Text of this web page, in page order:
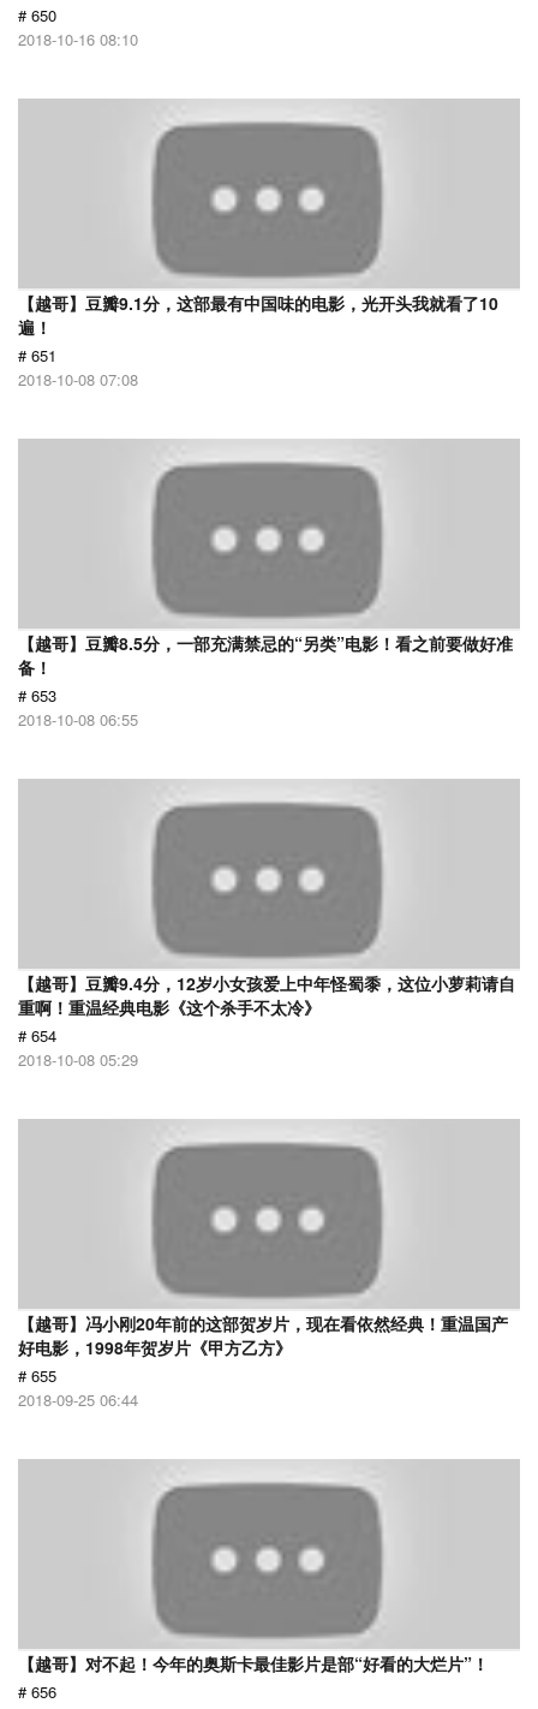
# 650
2018-10-16 08:10
【越哥】豆瓣9.1分，这部最有中国味的电影，光开头我就看了10
遍！
# 651
2018-10-08 07:08
【越哥】豆瓣8.5分，一部充满禁忌的“另类”电影！看之前要做好准
备！
# 653
2018-10-08 06:55
【越哥】豆瓣9.4分，12岁小女孩爱上中年怪蜀黍，这位小萝莉请自
重啊！重温经典电影《这个杀手不太冷》
# 654
2018-10-08 05:29
【越哥】冯小刚20年前的这部贺岁片，现在看依然经典！重温国产
好电影，1998年贺岁片《甲方乙方》
# 655
2018-09-25 06:44
【越哥】对不起！今年的奥斯卡最佳影片是部“好看的大烂片”！
# 656